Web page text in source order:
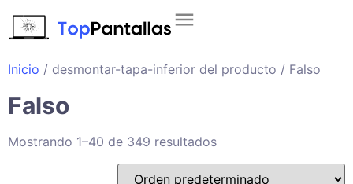
Inicio / desmontar-tapa-inferior del producto / Falso
Falso
Mostrando 1–40 de 349 resultados